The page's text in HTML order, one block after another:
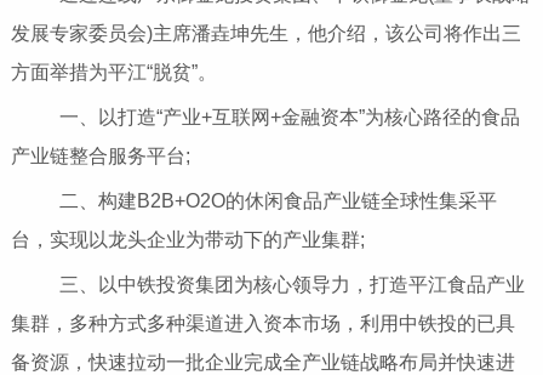
发展专家委员会)主席潘垚坤先生，他介绍，该公司将作出三
方面举措为平江“脱贫”。
一、以打造“产业+互联网+金融资本”为核心路径的食品
产业链整合服务平台;
二、构建B2B+O2O的休闲食品产业链全球性集采平
台，实现以龙头企业为带动下的产业集群;
三、以中铁投资集团为核心领导力，打造平江食品产业
集群，多种方式多种渠道进入资本市场，利用中铁投的已具
备资源，快速拉动一批企业完成全产业链战略布局并快速进